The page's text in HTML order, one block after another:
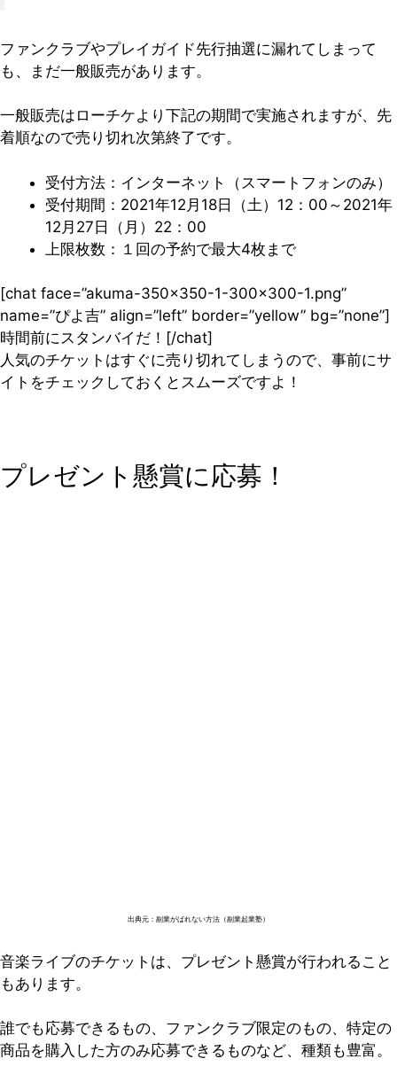
ファンクラブやプレイガイド先行抽選に漏れてしまって
も、まだ一般販売があります。
一般販売はローチケより下記の期間で実施されますが、先
着順なので売り切れ次第終了です。
受付方法：インターネット（スマートフォンのみ）
受付期間：2021年12月18日（土）12：00～2021年
12月27日（月）22：00
上限枚数：１回の予約で最大4枚まで
[chat face=”akuma-350×350-1-300×300-1.png”
name=”ぴよ吉” align=”left” border=”yellow” bg=”none”]
時間前にスタンバイだ！[/chat]
人気のチケットはすぐに売り切れてしまうので、事前にサ
イトをチェックしておくとスムーズですよ！
プレゼント懸賞に応募！
出典元：副業がばれない方法（副業起業塾）
音楽ライブのチケットは、プレゼント懸賞が行われること
もあります。
誰でも応募できるもの、ファンクラブ限定のもの、特定の
商品を購入した方のみ応募できるものなど、種類も豊富。